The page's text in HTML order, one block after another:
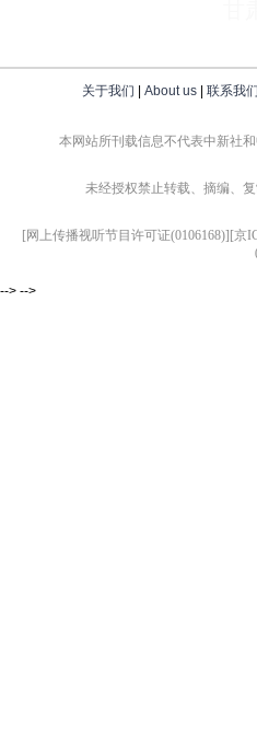
关于我们 | About us | 联系我们
本网站所刊载信息不代表中新社
未经授权禁止转载、摘编、
[网上传播视听节目许可证(0106168)][京
--> -->